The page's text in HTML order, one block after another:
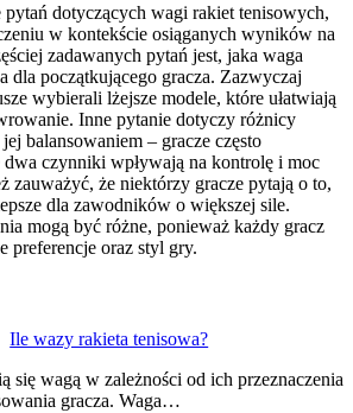
dotyczących wagi rakiet tenisowych,
w kontekście osiąganych wyników na
zadawanych pytań jest, jaka waga
dla początkującego gracza. Zazwyczaj
wybierali lżejsze modele, które ułatwiają
Inne pytanie dotyczy różnicy
balansowaniem – gracze często
dwa czynniki wpływają na kontrolę i moc
zauważyć, że niektórzy gracze pytają o to,
dla zawodników o większej sile.
mogą być różne, ponieważ każdy gracz
preferencje oraz styl gry.
Ile wazy rakieta tenisowa?
się wagą w zależności od ich przeznaczenia
gracza. Waga…